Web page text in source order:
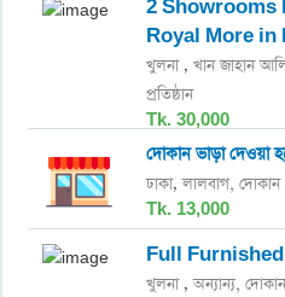
2 Showrooms
Royal More in
খুলনা ,খান জাহান
প্রতিষ্ঠান
Tk. 30,000
দোকান ভাড়া দেওয়া
ঢাকা,লালবাগ, দোকান
Tk. 13,000
Full
খুলনা ,অন্যান্য,